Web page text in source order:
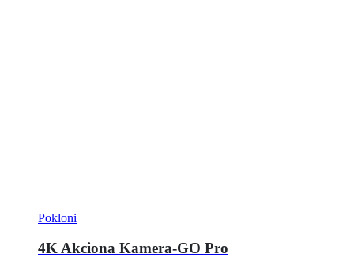
Pokloni
4K Akciona Kamera-GO Pro